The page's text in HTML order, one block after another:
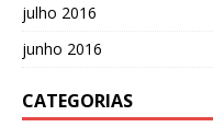
julho 2016
junho 2016
CATEGORIAS